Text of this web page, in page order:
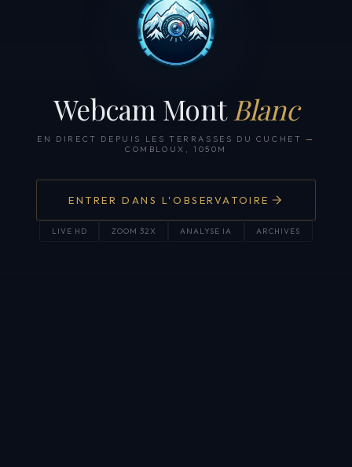
Webcam Mont Blanc
EN DIRECT DEPUIS LES TERRASSES DU CUCHET —
COMBLOUX, 1050M
ENTRER DANS L'OBSERVATOIRE
LIVE HD ZOOM 32X ANALYSE IA ARCHIVES